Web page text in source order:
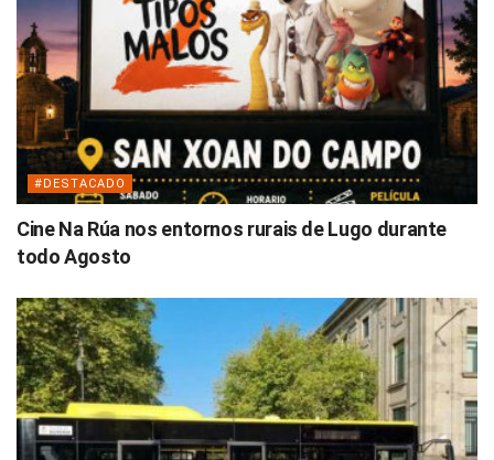
#DESTACADO
Cine Na Rúa nos entornos rurais de Lugo durante
todo Agosto